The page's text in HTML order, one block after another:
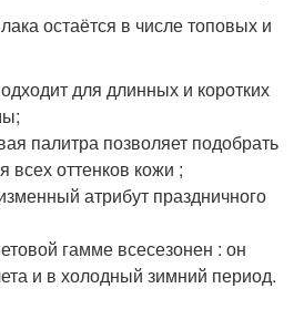
остаётся в числе топовых и
для длинных и коротких
палитра позволяет подобрать
всех оттенков кожи ;
атрибут праздничного
гамме всесезонен : он
и в холодный зимний период.